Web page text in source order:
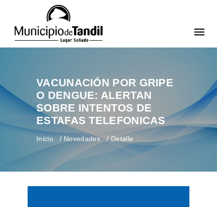
VACUNACIÓN POR GRIPE
O DENGUE: ALERTAN
SOBRE INTENTOS DE
ESTAFAS TELEFONICAS
Inicio Novedades Detalle